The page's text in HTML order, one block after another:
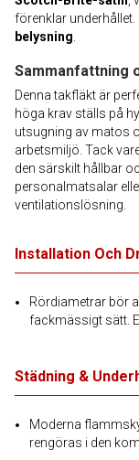
förenklar
belysning
Sammanfattning
Denna takfläkt är
höga krav ställs på
utsugning av matos
arbetsmiljö. Tack
den särskilt hållbar
personalmatsalar
ventilationslösning.
Installation Och
Rördiametrar bör
fackmässigt sätt.
Städning &
Moderna
rengöras i den